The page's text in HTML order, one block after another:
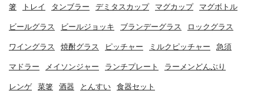
箸 トレイ タンブラー デミタスカップ マグカップ マグボトル
ビールグラス ビールジョッキ ブランデーグラス ロックグラス
ワイングラス 焼酎グラス ピッチャー ミルクピッチャー 急須
マドラー メイソンジャー ランチプレート ラーメンどんぶり
レンゲ 菜箸 酒器 とんすい 食器セット